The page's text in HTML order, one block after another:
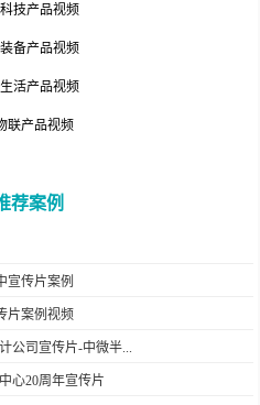
技产品视频
备产品视频
活产品视频
联产品视频
荐案例
宣传片案例
片案例视频
公司宣传片-中微半...
心20周年宣传片